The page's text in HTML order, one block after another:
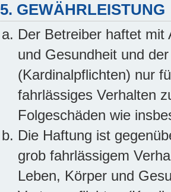
5. GEWÄHRLEISTUNG
Der Betreiber haftet mit
und Gesundheit und
(Kardinalpflichten) nur
fahrlässiges Verhalten
Folgeschäden wie
Die Haftung ist
grob fahrlässigem
Leben, Körper und